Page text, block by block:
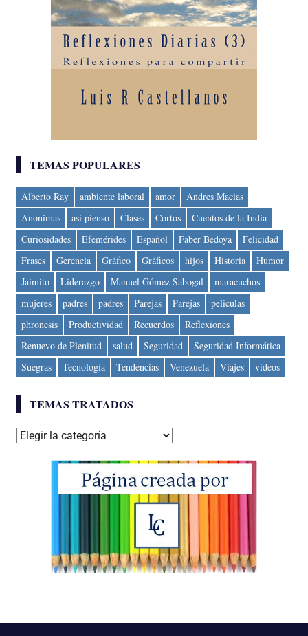
TEMAS POPULARES
Alberto Ray ambiente laboral amor
Andres Macias
Anonimas
asi pienso Clases Cortos
Cuentos de la India
Curiosidades
Efemérides Español Faber Bedoya
Felicidad
Frases
Gerencia Gráfico Gráficos hijos Historia
Humor
Jaimito
Liderazgo Manuel Gómez Sabogal
maracuchos
mujeres
padres padres Parejas Parejas
peliculas
phronesis
Productividad Recuerdos
Reflexiones
Renuevo de Plenitud
salud Seguridad
Seguridad Informática
Suegras
Tecnología Tendencias Venezuela Viajes videos
TEMAS TRATADOS
Temas